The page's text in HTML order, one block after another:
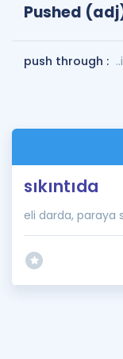
Pushed
push through :
sıkıntıda
eli darda, paraya